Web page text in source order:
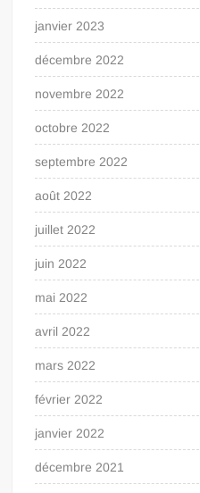
janvier 2023
décembre 2022
novembre 2022
octobre 2022
septembre 2022
août 2022
juillet 2022
juin 2022
mai 2022
avril 2022
mars 2022
février 2022
janvier 2022
décembre 2021